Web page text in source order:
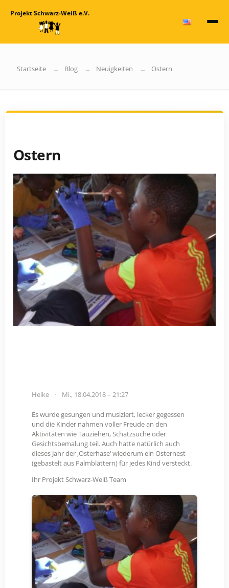
Projekt Schwarz-Weiß e.V.
Startseite Blog Neuigkeiten Ostern
Ostern
Heike Mi., 18.04.2018 – 21:27
Es wurde gesungen und musiziert, lecker gegessen
und die Kinder nahmen voller Freude an den
Aktivitäten wie Tauziehen, Schatzsuche oder
Gesichtsbemalung teil. Auch hatte natürlich auch
dieses Jahr der ‚Osterhase‘ wiederum ein Osternest
(gebastelt aus Palmblättern) für jedes Kind versteckt.
Ihr Projekt Schwarz-Weiß Team